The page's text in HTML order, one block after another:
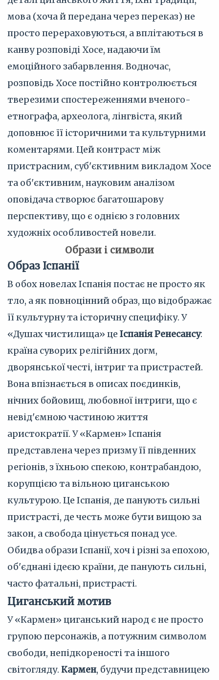
мова (хоча й передана через переказ) не
просто перераховуються, а вплітаються в
канву розповіді Хосе, надаючи їм
емоційного забарвлення. Водночас,
розповідь Хосе постійно контролюється
тверезими спостереженнями вченого-
етнографа, археолога, лінгвіста, який
доповнює її історичними та культурними
коментарями. Цей контраст між
пристрасним, суб'єктивним викладом Хосе
та об'єктивним, науковим аналізом
оповідача створює багатошарову
перспективу, що є однією з головних
художніх особливостей новели.
Образи і символи
Образ Іспанії
В обох новелах Іспанія постає не просто як
тло, а як повноцінний образ, що відображає
її культурну та історичну специфіку. У
«Душах чистилища» це Іспанія Ренесансу:
країна суворих релігійних догм,
дворянської честі, інтриг та пристрастей.
Вона впізнається в описах поєдинків,
нічних бойовищ, любовної інтриги, що є
невід'ємною частиною життя
аристократії. У «Кармен» Іспанія
представлена через призму її південних
регіонів, з їхньою спекою, контрабандою,
корупцією та вільною циганською
культурою. Це Іспанія, де панують сильні
пристрасті, де честь може бути вищою за
закон, а свобода цінується понад усе.
Обидва образи Іспанії, хоч і різні за епохою,
об'єднані ідеєю країни, де панують сильні,
часто фатальні, пристрасті.
Циганський мотив
У «Кармен» циганський народ є не просто
групою персонажів, а потужним символом
свободи, непідкореності та іншого
світогляду. Кармен, будучи представницею